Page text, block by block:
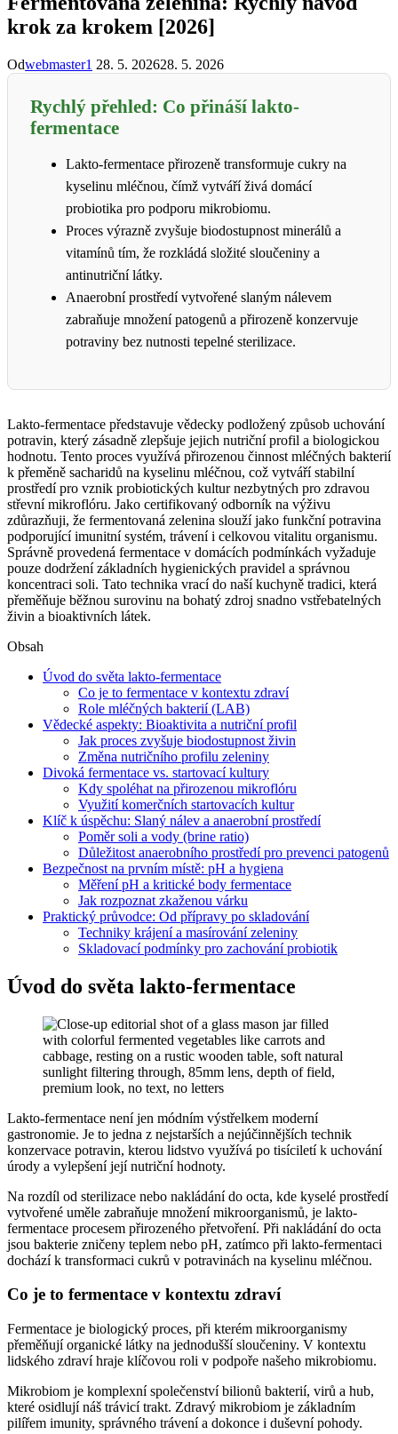
krok za krokem [2026]
Odwebmaster1 28. 5. 202628. 5. 2026
Rychlý přehled: Co přináší lakto-
fermentace
Lakto-fermentace přirozeně transformuje cukry na
kyselinu mléčnou, čímž vytváří živá domácí
probiotika pro podporu mikrobiomu.
Proces výrazně zvyšuje biodostupnost minerálů a
vitamínů tím, že rozkládá složité sloučeniny a
antinutriční látky.
Anaerobní prostředí vytvořené slaným nálevem
zabraňuje množení patogenů a přirozeně konzervuje
potraviny bez nutnosti tepelné sterilizace.
Lakto-fermentace představuje vědecky podložený způsob uchování
potravin, který zásadně zlepšuje jejich nutriční profil a biologickou
hodnotu. Tento proces využívá přirozenou činnost mléčných bakterií
k přeměně sacharidů na kyselinu mléčnou, což vytváří stabilní
prostředí pro vznik probiotických kultur nezbytných pro zdravou
střevní mikroflóru. Jako certifikovaný odborník na výživu
zdůrazňuji, že fermentovaná zelenina slouží jako funkční potravina
podporující imunitní systém, trávení i celkovou vitalitu organismu.
Správně provedená fermentace v domácích podmínkách vyžaduje
pouze dodržení základních hygienických pravidel a správnou
koncentraci soli. Tato technika vrací do naší kuchyně tradici, která
přeměňuje běžnou surovinu na bohatý zdroj snadno vstřebatelných
živin a bioaktivních látek.
Obsah
Úvod do světa lakto-fermentace
Co je to fermentace v kontextu zdraví
Role mléčných bakterií (LAB)
Vědecké aspekty: Bioaktivita a nutriční profil
Jak proces zvyšuje biodostupnost živin
Změna nutričního profilu zeleniny
Divoká fermentace vs. startovací kultury
Kdy spoléhat na přirozenou mikroflóru
Využití komerčních startovacích kultur
Klíč k úspěchu: Slaný nálev a anaerobní prostředí
Poměr soli a vody (brine ratio)
Důležitost anaerobního prostředí pro prevenci patogenů
Bezpečnost na prvním místě: pH a hygiena
Měření pH a kritické body fermentace
Jak rozpoznat zkaženou várku
Praktický průvodce: Od přípravy po skladování
Techniky krájení a masírování zeleniny
Skladovací podmínky pro zachování probiotik
Úvod do světa lakto-fermentace
Lakto-fermentace není jen módním výstřelkem moderní
gastronomie. Je to jedna z nejstarších a nejúčinnějších technik
konzervace potravin, kterou lidstvo využívá po tisíciletí k uchování
úrody a vylepšení její nutriční hodnoty.
Na rozdíl od sterilizace nebo nakládání do octa, kde kyselé prostředí
vytvořené uměle zabraňuje množení mikroorganismů, je lakto-
fermentace procesem přirozeného přetvoření. Při nakládání do octa
jsou bakterie zničeny teplem nebo pH, zatímco při lakto-fermentaci
dochází k transformaci cukrů v potravinách na kyselinu mléčnou.
Co je to fermentace v kontextu zdraví
Fermentace je biologický proces, při kterém mikroorganismy
přeměňují organické látky na jednodušší sloučeniny. V kontextu
lidského zdraví hraje klíčovou roli v podpoře našeho mikrobiomu.
Mikrobiom je komplexní společenství bilionů bakterií, virů a hub,
které osidlují náš trávicí trakt. Zdravý mikrobiom je základním
pilířem imunity, správného trávení a dokonce i duševní pohody.